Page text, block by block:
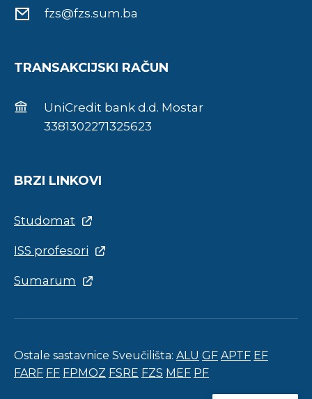
fzs@fzs.sum.ba
TRANSAKCIJSKI RAČUN
UniCredit bank d.d. Mostar
3381302271325623
BRZI LINKOVI
Studomat
ISS profesori
Sumarum
Ostale sastavnice Sveučilišta: ALU GF APTF EF
FARF FF FPMOZ FSRE FZS MEF PF